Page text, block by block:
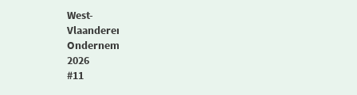
West-
Vlaanderen
Ondernemers
2026
#11